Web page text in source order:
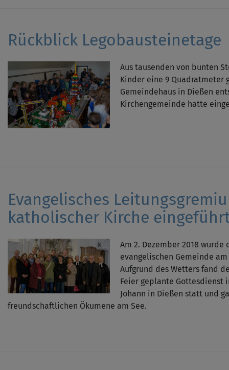
Rückblick Legobausteinetage
Aus tausenden von bunten
Kinder eine 9 Quadratmeter
Gemeindehaus in Dießen
Kirchengemeinde hatte
Evangelisches
katholischer Kirche
Am 2. Dezember 2018
evangelischen Gemeinde
Aufgrund des Wetters fand
Feier geplante Gottesdienst
Johann in Dießen statt und
freundschaftlichen Ökumene am See.